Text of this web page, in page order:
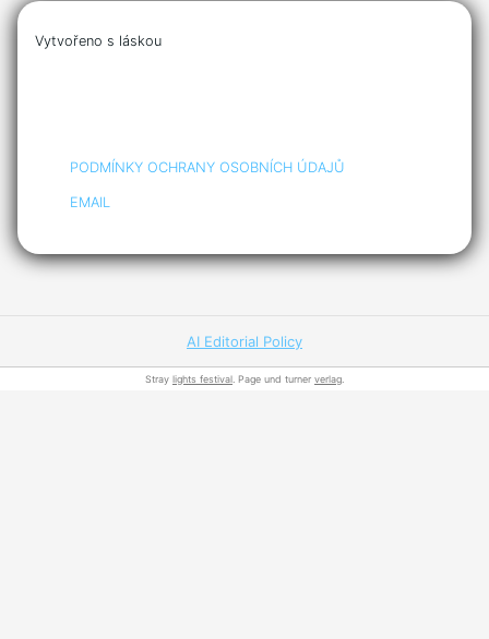
Vytvořeno s láskou
PODMÍNKY OCHRANY OSOBNÍCH ÚDAJŮ
EMAIL
AI Editorial Policy
Stray lights festival. Page und turner verlag.